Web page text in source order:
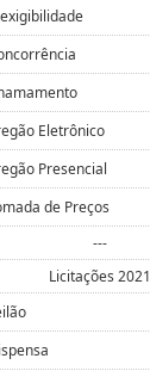
Eletrônico
Presencial
de Preços
---
Licitações 2021